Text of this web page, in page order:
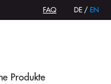
FAQ DE / EN
Produkte